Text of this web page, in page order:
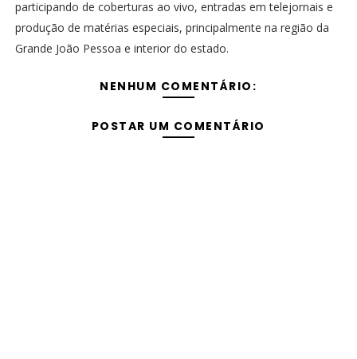
participando de coberturas ao vivo, entradas em telejornais e
produção de matérias especiais, principalmente na região da
Grande João Pessoa e interior do estado.
NENHUM COMENTÁRIO:
POSTAR UM COMENTÁRIO